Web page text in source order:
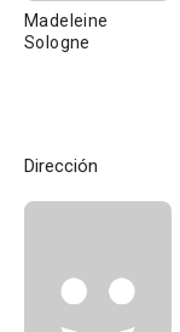
Madeleine
Sologne
Dirección